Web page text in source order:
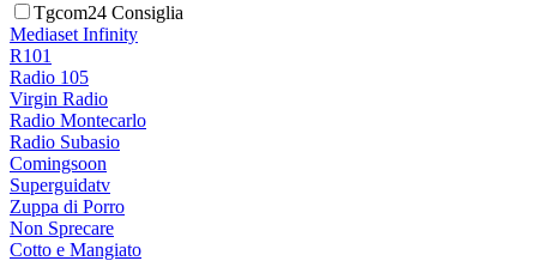
Tgcom24 Consiglia
Mediaset Infinity
R101
Radio 105
Virgin Radio
Radio Montecarlo
Radio Subasio
Comingsoon
Superguidatv
Zuppa di Porro
Non Sprecare
Cotto e Mangiato